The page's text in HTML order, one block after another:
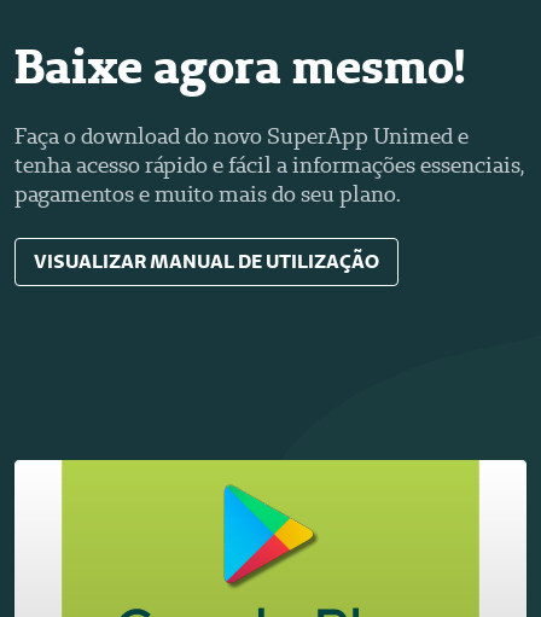
Baixe agora mesmo!
Faça o download do novo SuperApp Unimed e
tenha acesso rápido e fácil a informações essenciais,
pagamentos e muito mais do seu plano.
VISUALIZAR MANUAL DE UTILIZAÇÃO